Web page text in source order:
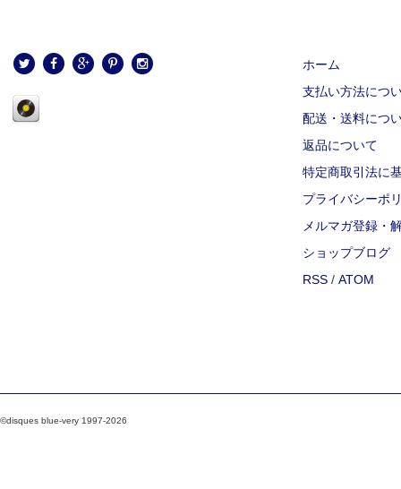
ホーム
支払い方法につ
配送・送料につ
返品について
特定商取引法に
プライバシーポ
メルマガ登録・
ショップブログ
RSS / ATOM
©disques blue-very 1997-2026